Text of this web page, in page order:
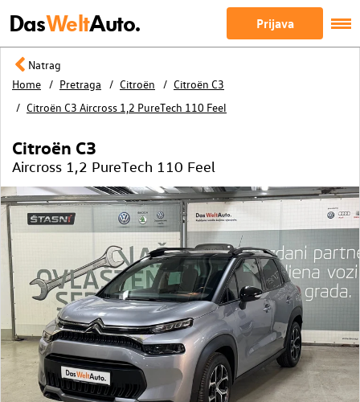
DasWeltAuto. Prijava
Natrag
Home
Pretraga Citroën
Citroën C3
Citroën C3 Aircross 1,2 PureTech 110 Feel
Citroën C3
Aircross 1,2 PureTech 110 Feel